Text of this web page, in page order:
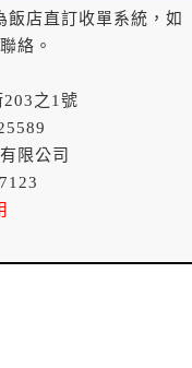
前到達者，得請求
日後消費折抵使
等。
日到達或未為解
價總金額。
、住宿天數、房
店直訂收單系統，如
絡。
之1號
限公司